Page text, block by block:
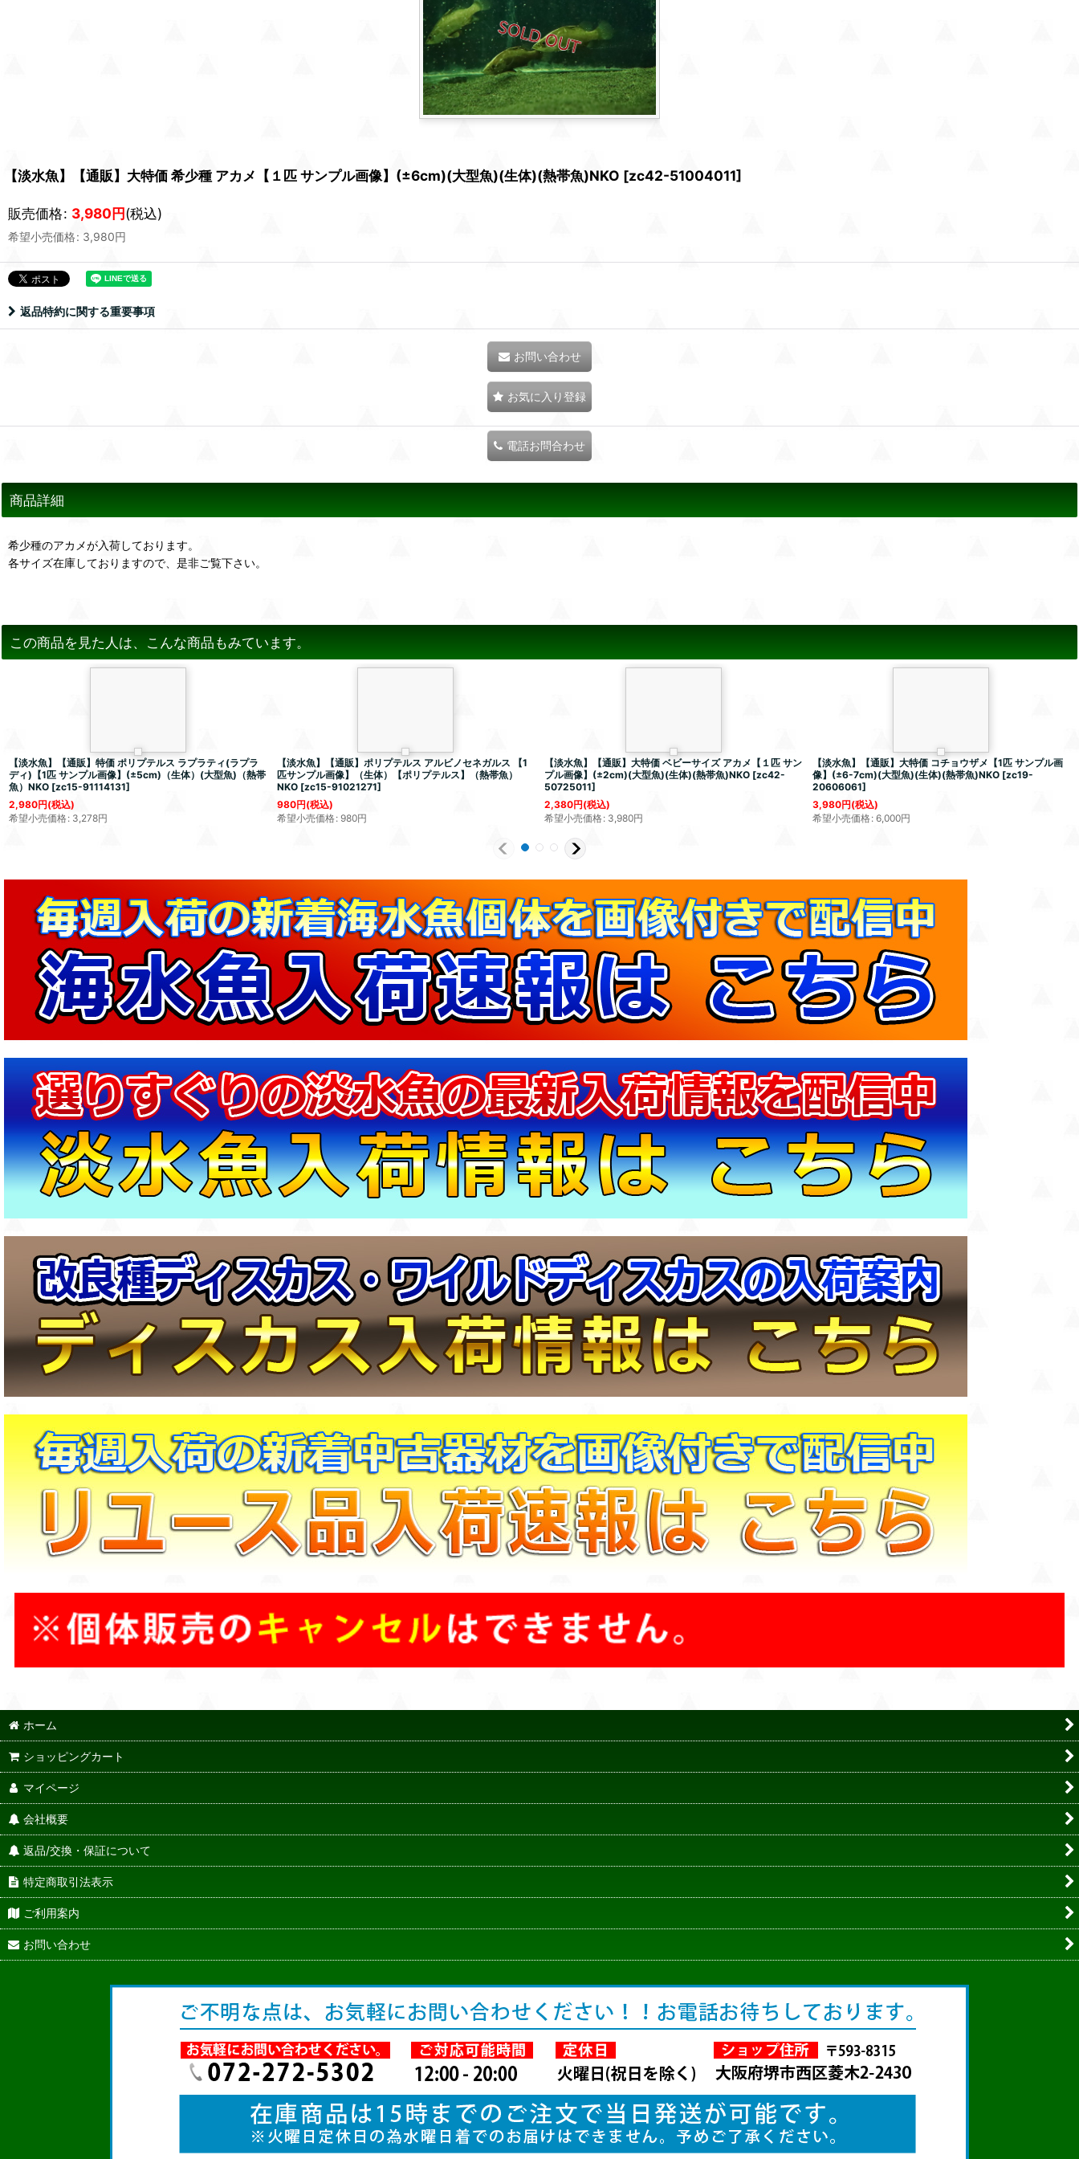
【淡水魚】【通販】大特価 希少種 アカメ【１匹 サンプル画像】(±6cm)(大型魚)(生体)(熱帯魚)NKO [zc42-51004011]
販売価格: 3,980円(税込)
希望小売価格: 3,980円
返品特約に関する重要事項
お問い合わせ
お気に入り登録
電話お問合わせ
商品詳細
希少種のアカメが入荷しております。
各サイズ在庫しておりますので、是非ご覧下さい。
この商品を見た人は、こんな商品もみています。
【淡水魚】【通販】特価 ポリプテルス ラプラティ(ラプラ
ディ)【1匹 サンプル画像】(±5cm)（生体）(大型魚)（熱帯
魚）NKO [zc15-91114131]
2,980円(税込)
希望小売価格: 3,278円
【淡水魚】【通販】ポリプテルス アルビノセネガルス 【1
匹サンプル画像】（生体）【ポリプテルス】（熱帯魚）
NKO [zc15-91021271]
980円(税込)
希望小売価格: 980円
【淡水魚】【通販】大特価 ベビーサイズ アカメ【１匹 サン
プル画像】(±2cm)(大型魚)(生体)(熱帯魚)NKO [zc42-
50725011]
2,380円(税込)
希望小売価格: 3,980円
【淡水魚】【通販】大特価 コチョウザメ【1匹 サンプル画
像】(±6-7cm)(大型魚)(生体)(熱帯魚)NKO [zc19-
20606061]
3,980円(税込)
希望小売価格: 6,000円
ホーム
ショッピングカート
マイページ
会社概要
返品/交換・保証について
特定商取引法表示
ご利用案内
お問い合わせ